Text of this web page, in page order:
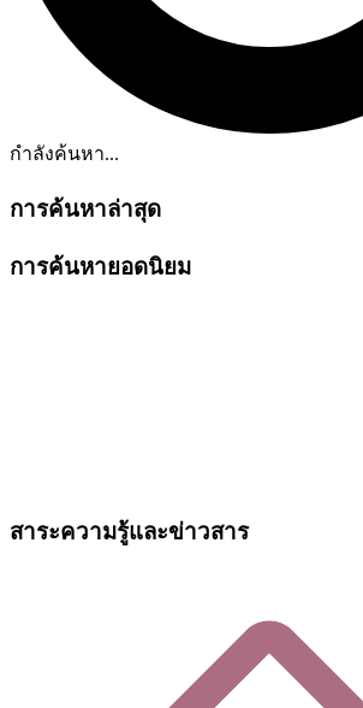
กำลังค้นหา...
การค้นหาล่าสุด
การค้นหายอดนิยม
สาระความรู้และข่าวสาร